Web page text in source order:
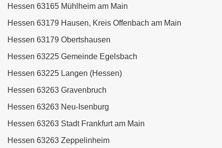
Hessen 63165 Mühlheim am Main
Hessen 63179 Hausen, Kreis Offenbach am Main
Hessen 63179 Obertshausen
Hessen 63225 Gemeinde Egelsbach
Hessen 63225 Langen (Hessen)
Hessen 63263 Gravenbruch
Hessen 63263 Neu-Isenburg
Hessen 63263 Stadt Frankfurt am Main
Hessen 63263 Zeppelinheim